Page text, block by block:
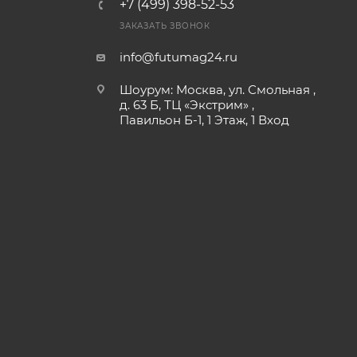
12
ваш
+7 (499) 398-52-53
ЗАКАЗАТЬ ЗВОНОК
info@futumag24.ru
Шоурум: Москва, ул. Смольная ,
д. 63 Б, ТЦ «Экстрим» ,
Павильон Б-1, 1 Этаж, 1 Вход